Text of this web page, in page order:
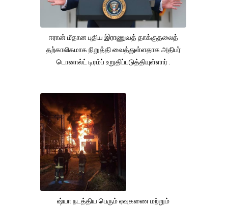
ஈரான் மீதான புதிய இராணுவத் தாக்குதலைத்
தற்காலிகமாக நிறுத்தி வைத்துள்ளதாக அதிபர்
டொனால்ட் டிரம்ப் உறுதிப்படுத்தியுள்ளார் .
ஷ்யா நடத்திய பெரும் ஏவுகணை மற்றும்